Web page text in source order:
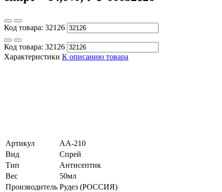
Код товара: 32126
Код товара: 32126
Характеристики К описанию товара
Артикул
АА-210
Вид
Спрей
Тип
Антисептик
Вес
50мл
Производитель Рудез (РОССИЯ)